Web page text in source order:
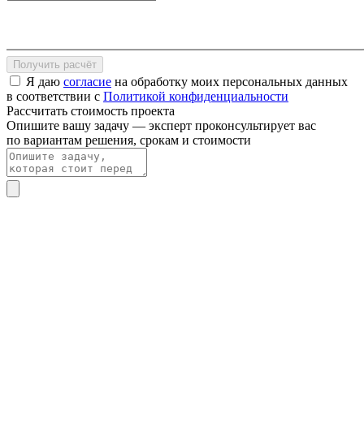
Получить расчёт
Я даю согласие на обработку моих персональных данных
в соответствии с Политикой конфиденциальности
Рассчитать стоимость проекта
Опишите вашу задачу — эксперт проконсультирует вас
по вариантам решения, срокам и стоимости